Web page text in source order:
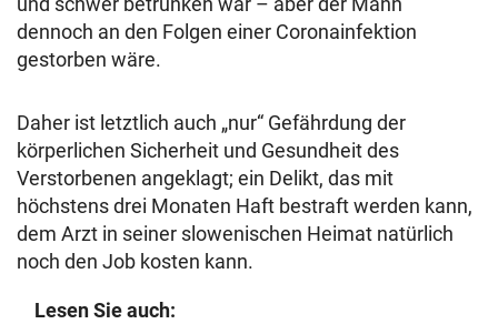
dennoch an den Folgen einer Coronainfektion
gestorben wäre.
Daher ist letztlich auch „nur“ Gefährdung der
körperlichen Sicherheit und Gesundheit des
Verstorbenen angeklagt; ein Delikt, das mit
höchstens drei Monaten Haft bestraft werden kann,
dem Arzt in seiner slowenischen Heimat natürlich
noch den Job kosten kann.
Lesen Sie auch: